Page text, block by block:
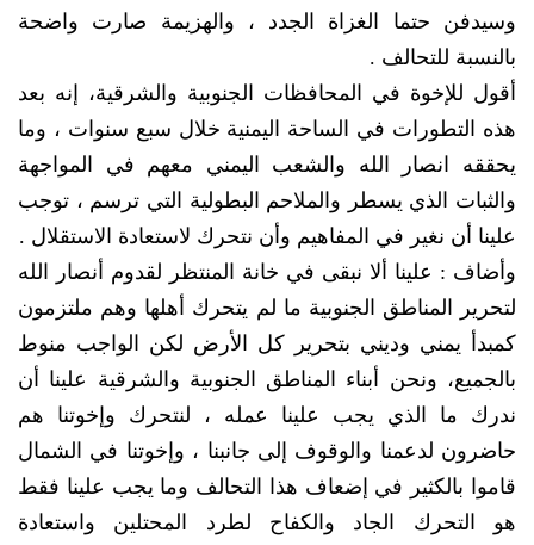
وسيدفن حتما الغزاة الجدد ، والهزيمة صارت واضحة
بالنسبة للتحالف .
أقول للإخوة في المحافظات الجنوبية والشرقية، إنه بعد
هذه التطورات في الساحة اليمنية خلال سبع سنوات ، وما
يحققه انصار الله والشعب اليمني معهم في المواجهة
والثبات الذي يسطر والملاحم البطولية التي ترسم ، توجب
علينا أن نغير في المفاهيم وأن نتحرك لاستعادة الاستقلال .
وأضاف : علينا ألا نبقى في خانة المنتظر لقدوم أنصار الله
لتحرير المناطق الجنوبية ما لم يتحرك أهلها وهم ملتزمون
كمبدأ يمني وديني بتحرير كل الأرض لكن الواجب منوط
بالجميع، ونحن أبناء المناطق الجنوبية والشرقية علينا أن
ندرك ما الذي يجب علينا عمله ، لنتحرك وإخوتنا هم
حاضرون لدعمنا والوقوف إلى جانبنا ، وإخوتنا في الشمال
قاموا بالكثير في إضعاف هذا التحالف وما يجب علينا فقط
هو التحرك الجاد والكفاح لطرد المحتلين واستعادة